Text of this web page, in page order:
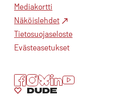
Mediakortti
Näköislehdet
Tietosuojaseloste
Evästeasetukset
Facebook
Instagram
BlueskyLinkedIn
YouTube